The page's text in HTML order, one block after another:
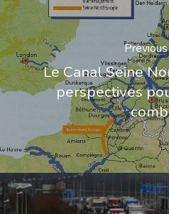
Le Canal Seine
perspectives